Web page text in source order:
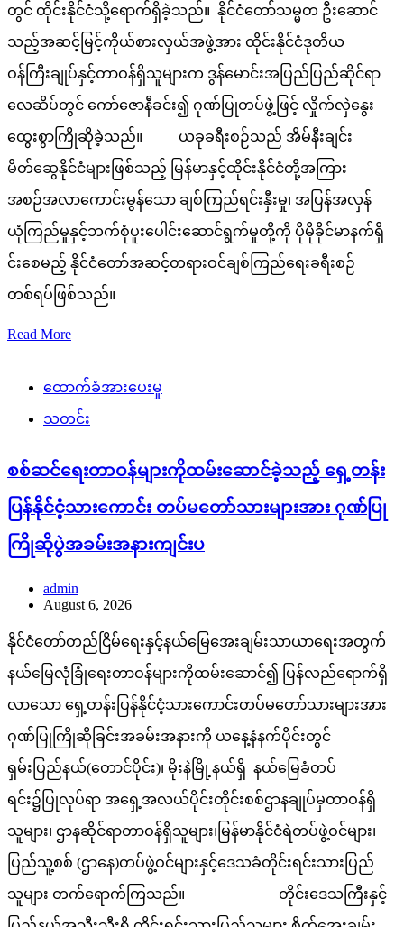
တွင် ထိုင်းနိုင်ငံသို့ရောက်ရှိခဲ့သည်။ နိုင်ငံတော်သမ္မတ ဦးဆောင်
သည့်အဆင့်မြင့်ကိုယ်စားလှယ်အဖွဲ့အား ထိုင်းနိုင်ငံဒုတိယ
ဝန်ကြီးချုပ်နှင့်တာဝန်ရှိသူများက ဒွန်မောင်းအပြည်ပြည်ဆိုင်ရာ
လေဆိပ်တွင် ကော်ဇောနီခင်း၍ ဂုဏ်ပြုတပ်ဖွဲ့ဖြင့် လှိုက်လှဲနွေး
ထွေးစွာကြိုဆိုခဲ့သည်။ ယခုခရီးစဉ်သည် အိမ်နီးချင်း
မိတ်ဆွေနိုင်ငံများဖြစ်သည့် မြန်မာနှင့်ထိုင်းနိုင်ငံတို့အကြား
အစဉ်အလာကောင်းမွန်သော ချစ်ကြည်ရင်းနှီးမှု၊ အပြန်အလှန်
ယုံကြည်မှုနှင့်ဘက်စုံပူးပေါင်းဆောင်ရွက်မှုတို့ကို ပိုမိုခိုင်မာနက်ရှိ
င်းစေမည့် နိုင်ငံတော်အဆင့်တရားဝင်ချစ်ကြည်ရေးခရီးစဉ်
တစ်ရပ်ဖြစ်သည်။
Read More
ထောက်ခံအားပေးမှု
သတင်း
စစ်ဆင်ရေးတာဝန်များကိုထမ်းဆောင်ခဲ့သည့် ရှေ့တန်း
ပြန်နိုင်ငံ့သားကောင်း တပ်မတော်သားများအား ဂုဏ်ပြု
ကြိုဆိုပွဲအခမ်းအနားကျင်းပ
admin
August 6, 2026
နိုင်ငံတော်တည်ငြိမ်ရေးနှင့်နယ်မြေအေးချမ်းသာယာရေးအတွက်
နယ်မြေလုံခြုံရေးတာဝန်များကိုထမ်းဆောင်၍ ပြန်လည်ရောက်ရှိ
လာသော ရှေ့တန်းပြန်နိုင်ငံ့သားကောင်းတပ်မတော်သားများအား
ဂုဏ်ပြုကြိုဆိုခြင်းအခမ်းအနားကို ယနေ့နံနက်ပိုင်းတွင်
ရှမ်းပြည်နယ်(တောင်ပိုင်း)၊ မိုးနဲမြို့နယ်ရှိ နယ်မြေခံတပ်
ရင်း၌ပြုလုပ်ရာ အရှေ့အလယ်ပိုင်းတိုင်းစစ်ဌာနချုပ်မှတာဝန်ရှိ
သူများ၊ ဌာနဆိုင်ရာတာဝန်ရှိသူများ၊မြန်မာနိုင်ငံရဲတပ်ဖွဲ့ဝင်များ၊
ပြည်သူ့စစ် (ဌာနေ)တပ်ဖွဲ့ဝင်များနှင့်ဒေသခံတိုင်းရင်းသားပြည်
သူများ တက်ရောက်ကြသည်။ တိုင်းဒေသကြီးနှင့်